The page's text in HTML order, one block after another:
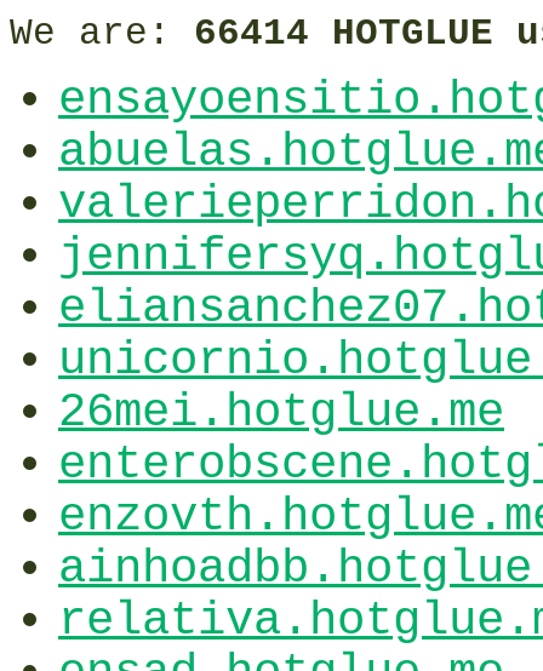
We are: 66414 HOTGLUE
26mei.hotglue.me